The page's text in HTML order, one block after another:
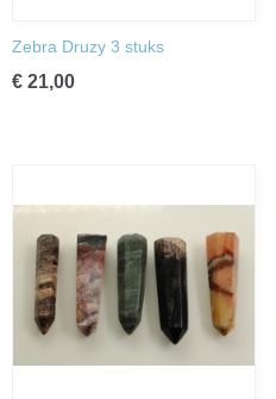
Zebra Druzy 3 stuks
€ 21,00